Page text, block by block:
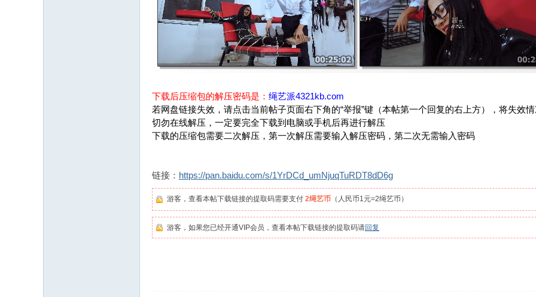
下载后压缩包的解压密码是： 绳艺派4321kb.com
若网盘链接失效，请点击当前帖子页面右下角的“举报”键（本帖第一个回复的右上方），将失效
切勿在线解压，一定要完全下载到电脑或手机后再进行解压
下载的压缩包需要二次解压，第一次解压需要输入解压密码，第二次无需输入密码
链接： https://pan.baidu.com/s/1YrDCd_umNjuqTuRDT8dD6g
游客，查看本帖下载链接的提取码需要支付 2绳艺币 （人民币1元=2绳艺币）
游客，如果您已经开通VIP会员，查看本帖下载链接的提取码请回复